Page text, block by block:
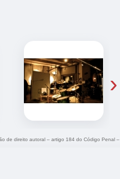
›
de direito autoral – artigo 184 do Código Penal –